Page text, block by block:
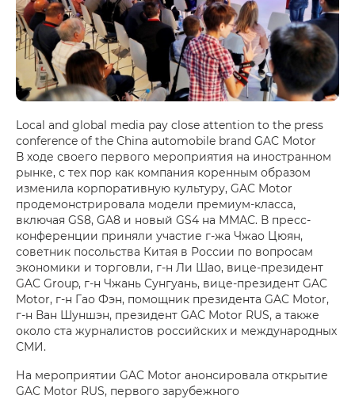
Local and global media pay close attention to the press
conference of the China automobile brand GAC Motor
В ходе своего первого мероприятия на иностранном
рынке, с тех пор как компания коренным образом
изменила корпоративную культуру, GAC Motor
продемонстрировала модели премиум-класса,
включая GS8, GA8 и новый GS4 на ММАС. В пресс-
конференции приняли участие г-жа Чжао Цюян,
советник посольства Китая в России по вопросам
экономики и торговли, г-н Ли Шао, вице-президент
GAC Group, г-н Чжань Сунгуань, вице-президент GAC
Motor, г-н Гао Фэн, помощник президента GAC Motor,
г-н Ван Шуншэн, президент GAC Motor RUS, а также
около ста журналистов российских и международных
СМИ.
На мероприятии GAC Motor анонсировала открытие
GAC Motor RUS, первого зарубежного